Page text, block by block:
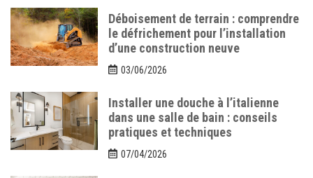
Déboisement de terrain : comprendre
le défrichement pour l’installation
d’une construction neuve
03/06/2026
Installer une douche à l’italienne
dans une salle de bain : conseils
pratiques et techniques
07/04/2026